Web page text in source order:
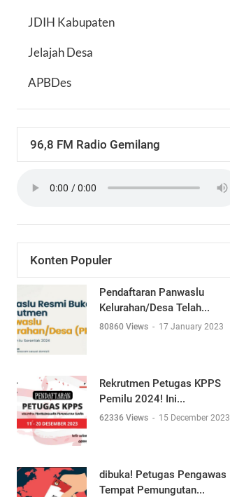
JDIH Kabupaten
Jelajah Desa
APBDes
96,8 FM Radio Gemilang
Konten Populer
Pendaftaran Panwaslu
Kelurahan/Desa Telah...
80860 Views - 17 January 2023
Rekrutmen Petugas KPPS
Pemilu 2024! Ini...
62336 Views - 15 December 2023
dibuka! Petugas Pengawas
Tempat Pemungutan...